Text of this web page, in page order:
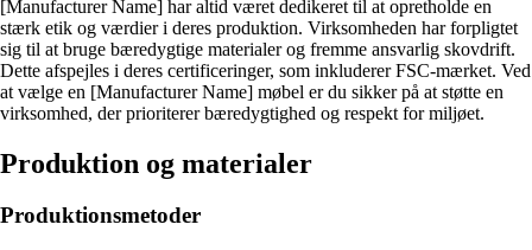
[Manufacturer Name] har altid været dedikeret til at opretholde en
stærk etik og værdier i deres produktion. Virksomheden har forpligtet
sig til at bruge bæredygtige materialer og fremme ansvarlig skovdrift.
Dette afspejles i deres certificeringer, som inkluderer FSC-mærket. Ved
at vælge en [Manufacturer Name] møbel er du sikker på at støtte en
virksomhed, der prioriterer bæredygtighed og respekt for miljøet.
Produktion og materialer
Produktionsmetoder